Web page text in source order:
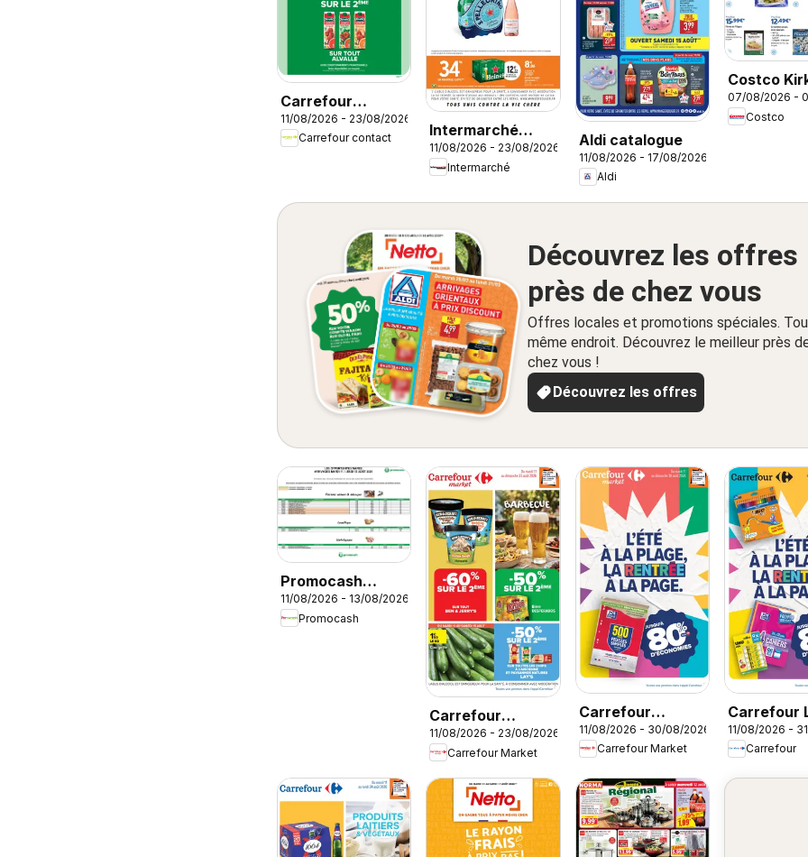
Carrefour
contact
catalogue
11/08/2026 - 23/08/2026
Carrefour contact
Intermarché
catalogue
11/08/2026 - 23/08/2026
Intermarché
Aldi catalogue
11/08/2026 - 17/08/2026
Aldi
Costco
signature
07/08/2026 -
Costco
Découvrez les offres
près de chez vous
Offres locales et promotions spéciales.
même endroit. Découvrez le meilleur près
chez vous !
Découvrez les offres
Promocash
Opportunités
Marée
11/08/2026 - 13/08/2026
Promocash
Carrefour
Market Barbecue
11/08/2026 - 23/08/2026
Carrefour Market
Carrefour
Market Rentrée
des classes 3
11/08/2026 - 30/08/2026
Carrefour Market
Carrefour
la plage, la
rentrée à la
11/08/2026 -
Carrefour